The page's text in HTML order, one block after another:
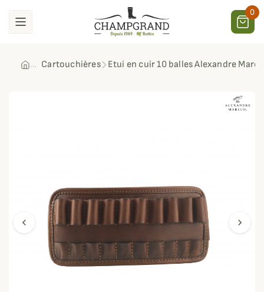
0
Cartouchières Etui en cuir 10 balles Alexandre
chevron_left chevron_right